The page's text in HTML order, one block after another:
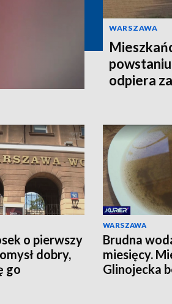
WARSZAWA
odpiera
o pierwszy
dobry,
go
WARSZAWA
Brudna
miesięcy.
Glinojecka